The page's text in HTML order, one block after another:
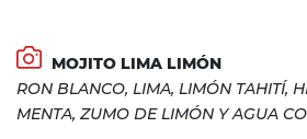
MOJITO LIMA LIMÓN
RON BLANCO, LIMA, LIMÓN TAHITÍ,
MENTA, ZUMO DE LIMÓN Y AGUA